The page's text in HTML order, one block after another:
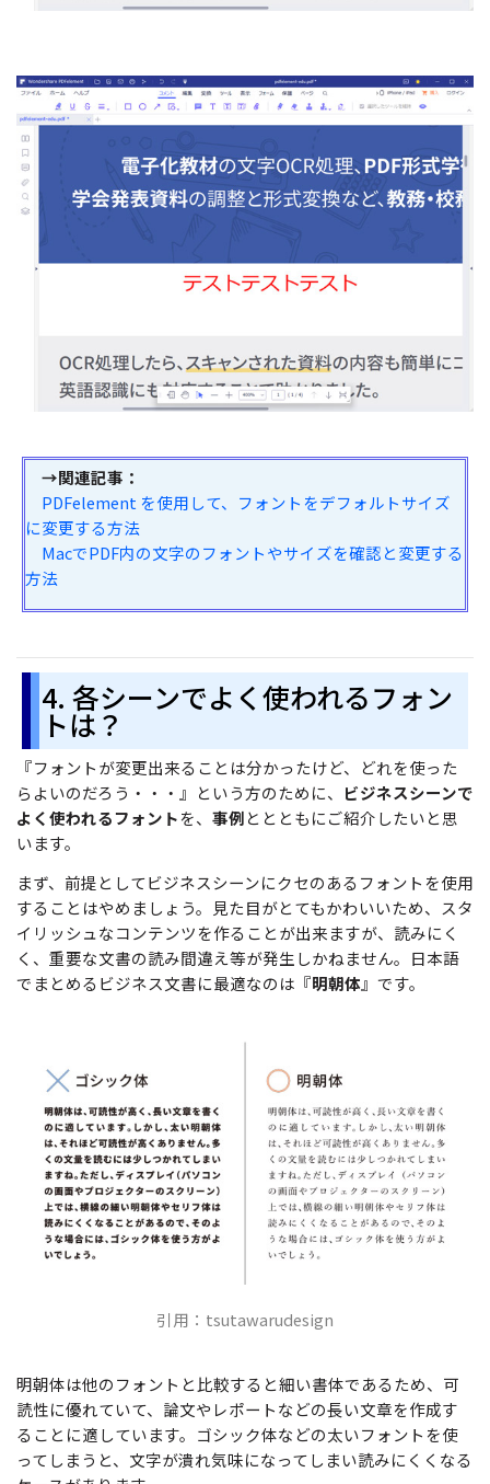
→関連記事：
PDFelement を使用して、フォントをデフォルトサイズ
に変更する方法
MacでPDF内の文字のフォントやサイズを確認と変更する
方法
4. 各シーンでよく使われるフォン
トは？
『フォントが変更出来ることは分かったけど、どれを使った
らよいのだろう・・・』という方のために、 ビジネスシーンで
よく使われるフォントを、 事例ととともにご紹介したいと思
います。
まず、前提としてビジネスシーンにクセのあるフォントを使用
することはやめましょう。見た目がとてもかわいいため、スタ
イリッシュなコンテンツを作ることが出来ますが、読みにく
く、重要な文書の読み間違え等が発生しかねません。日本語
でまとめるビジネス文書に最適なのは『明朝体』です。
引用：tsutawarudesign
明朝体は他のフォントと比較すると細い書体であるため、可
読性に優れていて、論文やレポートなどの長い文章を作成す
ることに適しています。ゴシック体などの太いフォントを使
ってしまうと、文字が潰れ気味になってしまい読みにくくなる